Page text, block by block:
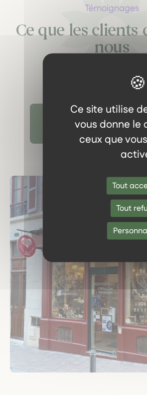
Ce site utilise
vous donne le
ceux que
Tout
Tout
Témoignages
Ce que les clients
nous
Découvrir tous les